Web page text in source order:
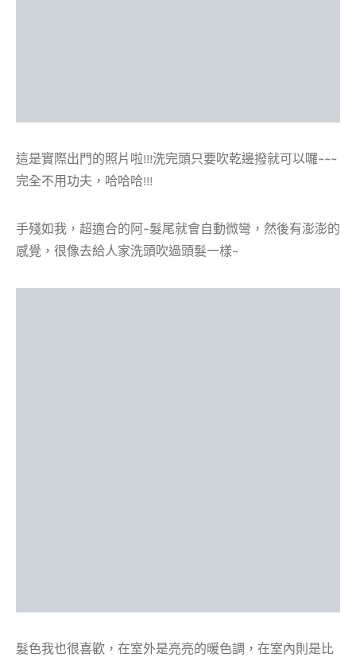
這是實際出門的照片啦!!!洗完頭只要吹乾邊撥就可以囉~~~
完全不用功夫，哈哈哈!!!
手殘如我，超適合的阿~髮尾就會自動微彎，然後有澎澎的
感覺，很像去給人家洗頭吹過頭髮一樣~
髮色我也很喜歡，在室外是亮亮的暖色調，在室內則是比